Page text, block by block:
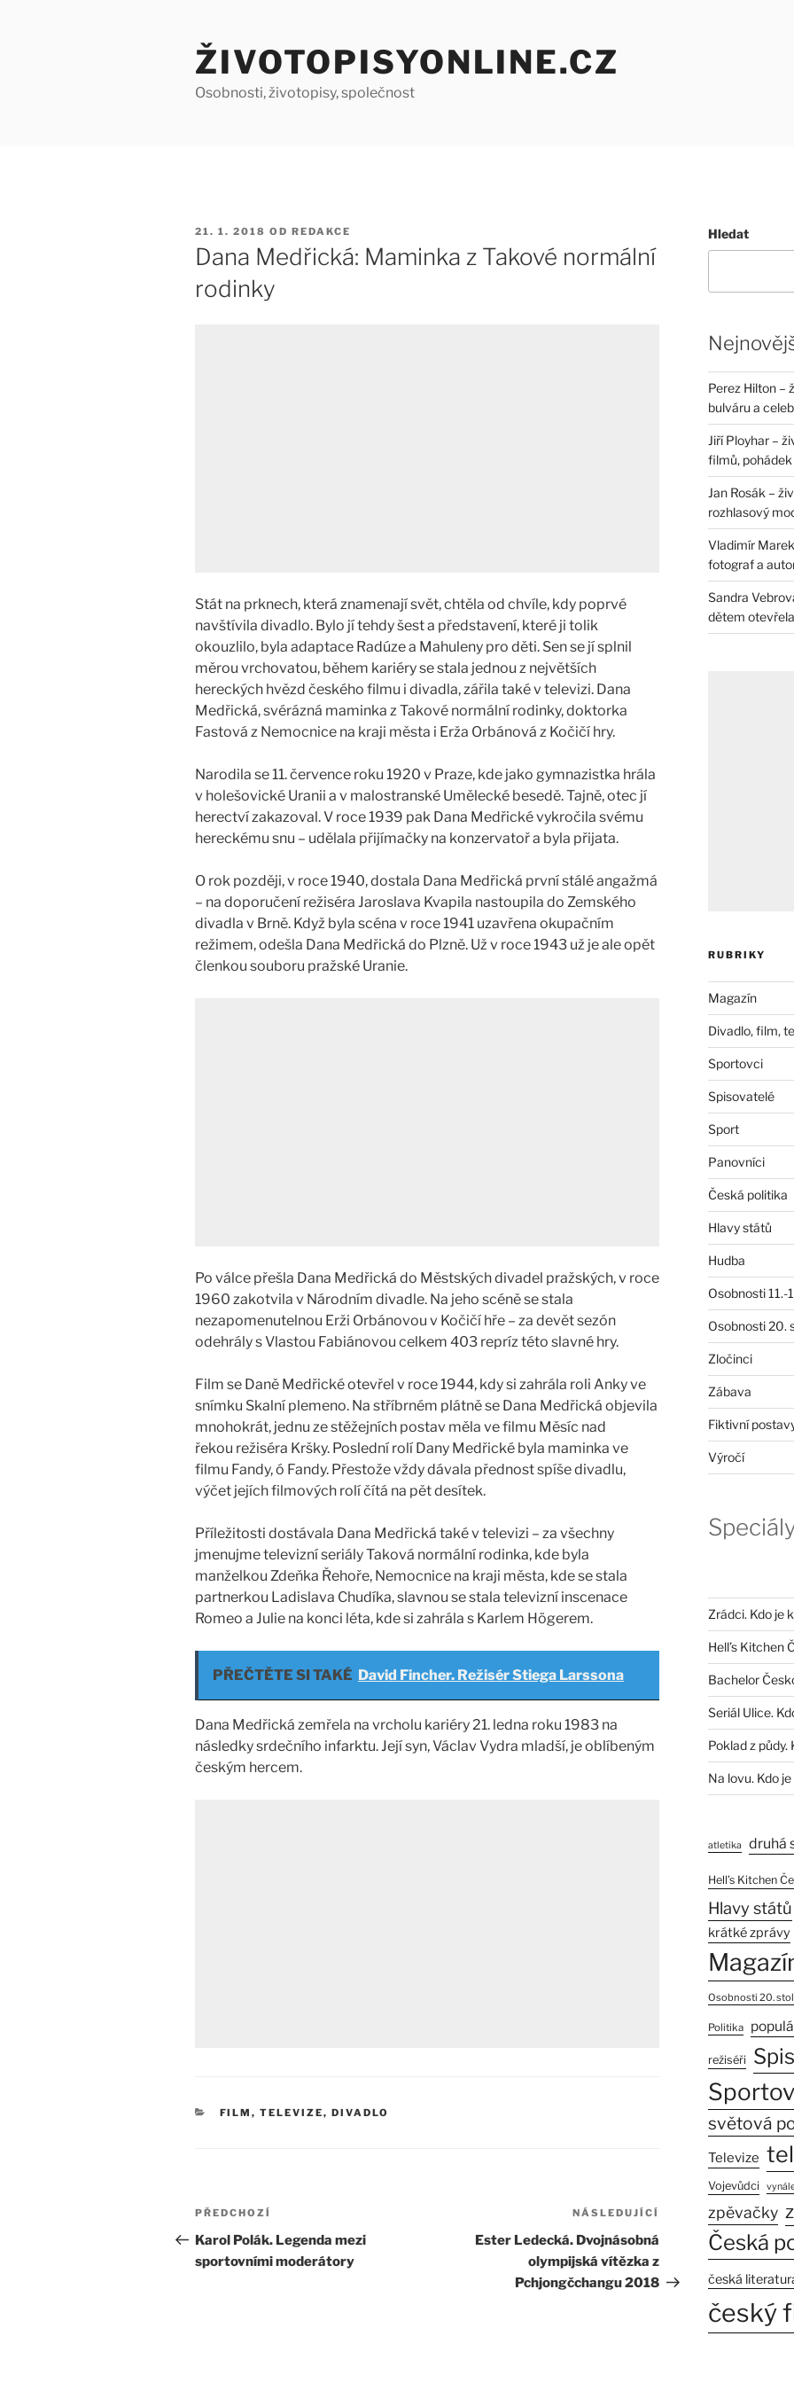
ŽIVOTOPISYONLINE.CZ
Osobnosti, životopisy, společnost
PUBLIKOVÁNO
21. 1. 2018 OD REDAKCE
Dana Medřická: Maminka z Takové normální
rodinky
Stát na prknech, která znamenají svět, chtěla od chvíle, kdy poprvé
navštívila divadlo. Bylo jí tehdy šest a představení, které ji tolik
okouzlilo, byla adaptace Radúze a Mahuleny pro děti. Sen se jí splnil
měrou vrchovatou, během kariéry se stala jednou z největších
hereckých hvězd českého filmu i divadla, zářila také v televizi. Dana
Medřická, svérázná maminka z Takové normální rodinky, doktorka
Fastová z Nemocnice na kraji města i Erža Orbánová z Kočičí hry.
Narodila se 11. července roku 1920 v Praze, kde jako gymnazistka hrála
v holešovické Uranii a v malostranské Umělecké besedě. Tajně, otec jí
herectví zakazoval. V roce 1939 pak Dana Medřické vykročila svému
hereckému snu – udělala přijímačky na konzervatoř a byla přijata.
O rok později, v roce 1940, dostala Dana Medřická první stálé angažmá
– na doporučení režiséra Jaroslava Kvapila nastoupila do Zemského
divadla v Brně. Když byla scéna v roce 1941 uzavřena okupačním
režimem, odešla Dana Medřická do Plzně. Už v roce 1943 už je ale opět
členkou souboru pražské Uranie.
Po válce přešla Dana Medřická do Městských divadel pražských, v roce
1960 zakotvila v Národním divadle. Na jeho scéně se stala
nezapomenutelnou Erži Orbánovou v Kočičí hře – za devět sezón
odehrály s Vlastou Fabiánovou celkem 403 repríz této slavné hry.
Film se Daně Medřické otevřel v roce 1944, kdy si zahrála roli Anky ve
snímku Skalní plemeno. Na stříbrném plátně se Dana Medřická objevila
mnohokrát, jednu ze stěžejních postav měla ve filmu Měsíc nad
řekou režiséra Kršky. Poslední rolí Dany Medřické byla maminka ve
filmu Fandy, ó Fandy. Přestože vždy dávala přednost spíše divadlu,
výčet jejích filmových rolí čítá na pět desítek.
Příležitosti dostávala Dana Medřická také v televizi – za všechny
jmenujme televizní seriály Taková normální rodinka, kde byla
manželkou Zdeňka Řehoře, Nemocnice na kraji města, kde se stala
partnerkou Ladislava Chudíka, slavnou se stala televizní inscenace
Romeo a Julie na konci léta, kde si zahrála s Karlem Högerem.
PŘEČTĚTE SI TAKÉ David Fincher. Režisér Stiega Larssona
Dana Medřická zemřela na vrcholu kariéry 21. ledna roku 1983 na
následky srdečního infarktu. Její syn, Václav Vydra mladší, je oblíbeným
českým hercem.
RUBRIKY
FILM, TELEVIZE, DIVADLO
Navigace
pro
příspěvek
Předchozí
příspěvek
PŘEDCHOZÍ
Karol Polák. Legenda mezi
sportovními moderátory
Následující
příspěvek
NÁSLEDUJÍCÍ
Ester Ledecká. Dvojnásobná
olympijská vítězka z
Pchjongčchangu 2018
Hledat
Perez Hilton –
bulváru a
Jiří Ployhar –
filmů, pohádek
Jan Rosák –
rozhlasový
Vladimír
fotograf a
Sandra
dětem
RUBRIKY
Magazín
Divadlo, film,
Sportovci
Spisovatelé
Sport
Panovníci
Česká politika
Hlavy států
Hudba
Osobnosti 11.-
Osobnosti 20.
Zločinci
Zábava
Fiktivní
Výročí
Zrádci. Kdo je
Hell’s Kitchen
Bachelor
Seriál Ulice.
Poklad z půdy.
Na lovu. Kdo
atletika druhá
Hell’s Kitchen
Hlavy států
krátké zprávy
Osobnosti 20.
Politika
režiséři
světová
Televize
Vojevůdci
zpěvačky
Česká
česká
český